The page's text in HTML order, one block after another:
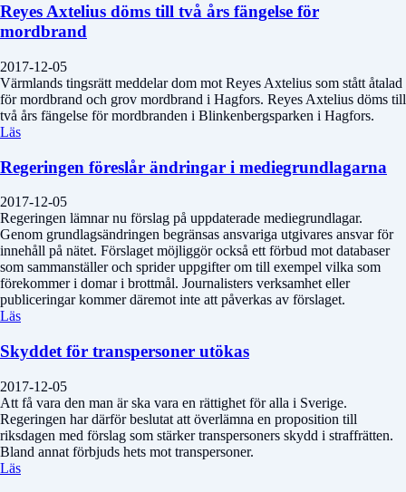
Reyes Axtelius döms till två års fängelse för
mordbrand
2017-12-05
Värmlands tingsrätt meddelar dom mot Reyes Axtelius som stått åtalad
för mordbrand och grov mordbrand i Hagfors. Reyes Axtelius döms till
två års fängelse för mordbranden i Blinkenbergsparken i Hagfors.
Läs
Regeringen föreslår ändringar i mediegrundlagarna
2017-12-05
Regeringen lämnar nu förslag på uppdaterade mediegrundlagar.
Genom grundlagsändringen begränsas ansvariga utgivares ansvar för
innehåll på nätet. Förslaget möjliggör också ett förbud mot databaser
som sammanställer och sprider uppgifter om till exempel vilka som
förekommer i domar i brottmål. Journalisters verksamhet eller
publiceringar kommer däremot inte att påverkas av förslaget.
Läs
Skyddet för transpersoner utökas
2017-12-05
Att få vara den man är ska vara en rättighet för alla i Sverige.
Regeringen har därför beslutat att överlämna en proposition till
riksdagen med förslag som stärker transpersoners skydd i straffrätten.
Bland annat förbjuds hets mot transpersoner.
Läs